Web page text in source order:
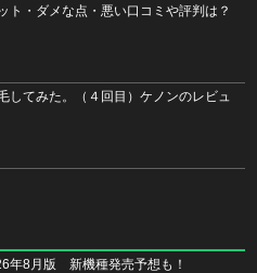
ト・ダメな点・悪い口コミや評判は？
してみた。（４回目）ケノンのレビュ
年8月版 新機種発売予想も！